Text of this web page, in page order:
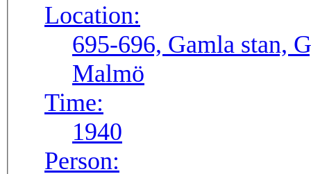
Location:
695-696, Gamla stan,
Malmö
Time:
1940
Person: